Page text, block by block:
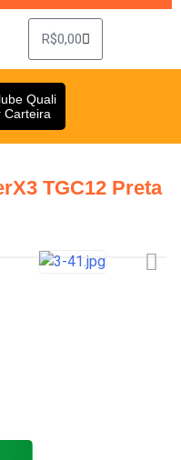
R$0,00
Quali
Carteira
TGC12 Preta